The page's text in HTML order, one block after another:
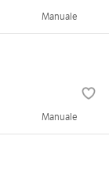
Manuale
Manuale